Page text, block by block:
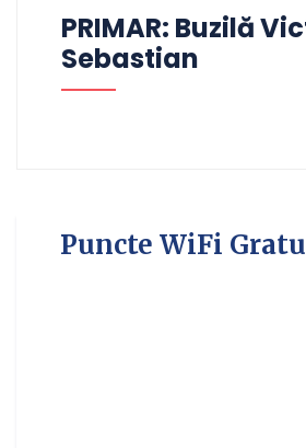
PRIMAR: Buzilă
Sebastian
Puncte WiFi